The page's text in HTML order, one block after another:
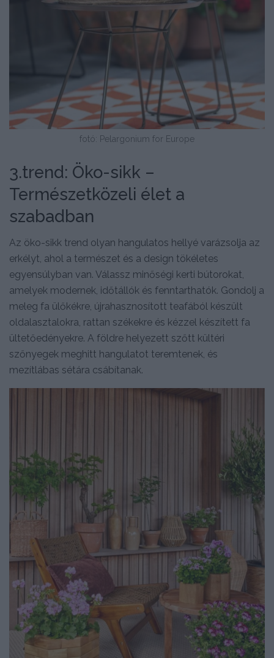
fotó: Pelargonium for Europe
3.trend: Öko-sikk –
Természetközeli élet a
szabadban
Az öko-sikk trend olyan hangulatos hellyé varázsolja az
erkélyt, ahol a természet és a design tökéletes
egyensúlyban van. Válassz minőségi kerti bútorokat,
amelyek modernek, időtállók és fenntarthatók. Gondolj a
meleg fa ülőkékre, újrahasznosított teafából készült
oldalasztalokra, rattan székekre és kézzel készített fa
ültetőedényekre. A földre helyezett szőtt kültéri
szőnyegek meghitt hangulatot teremtenek, és
mezítlábas sétára csábítanak.